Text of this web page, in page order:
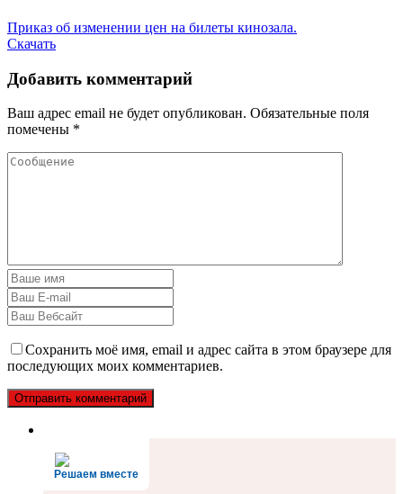
Приказ об изменении цен на билеты кинозала.
Скачать
Добавить комментарий
Ваш адрес email не будет опубликован. Обязательные поля
помечены *
Сохранить моё имя, email и адрес сайта в этом браузере для
последующих моих комментариев.
Решаем вместе